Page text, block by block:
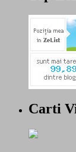
Carti